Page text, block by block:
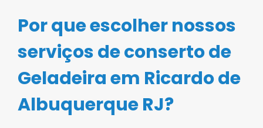
Por que escolher nossos
serviços de conserto de
Geladeira em Ricardo de
Albuquerque RJ?